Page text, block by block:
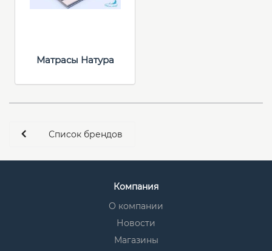
Матрасы Натура
Список брендов
Компания
О компании
Новости
Магазины